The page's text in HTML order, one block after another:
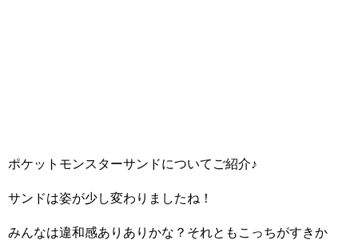
ポケットモンスターサンドについてご紹介♪
サンドは姿が少し変わりましたね！
みんなは違和感ありありかな？それともこっちがすきか